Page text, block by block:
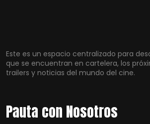
Este es un espacio centralizado para
que se encuentran en cartelera, los
trailers y noticias del mundo del cine.
Pauta con Nosotros